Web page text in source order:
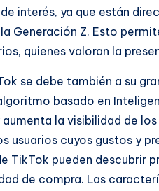
interés, ya que están
Generación Z. Esto
quienes valoran la
se debe también a su
basado en
la visibilidad de
usuarios cuyos gustos y
TikTok pueden descubrir
de compra. Las